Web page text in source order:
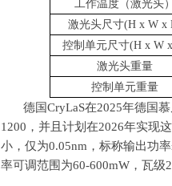
工作温度（激光头）
激光头尺寸(H x W x
控制单元尺寸(H x W
激光头重量
控制单元重量
德国CryLaS在2025年德国
1200 ，并且计划在2026年实现
小，仅为0.05nm ，标称输出功
率可调范围为60-600mW ，瓦级